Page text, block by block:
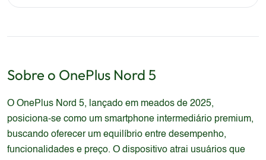
Sobre o OnePlus Nord 5
O OnePlus Nord 5, lançado em meados de 2025,
posiciona-se como um smartphone intermediário premium,
buscando oferecer um equilíbrio entre desempenho,
funcionalidades e preço. O dispositivo atrai usuários que